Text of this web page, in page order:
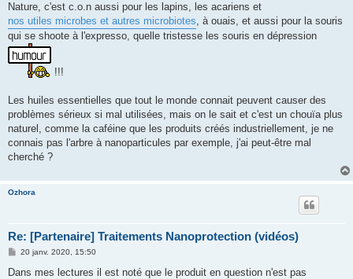
Nature, c'est c.o.n aussi pour les lapins, les acariens et
nos utiles microbes et autres microbiotes, à ouais, et aussi pour la souris
qui se shoote à l'expresso, quelle tristesse les souris en dépression
!!!
Les huiles essentielles que tout le monde connait peuvent causer des
problèmes sérieux si mal utilisées, mais on le sait et c'est un chouïa plus
naturel, comme la caféine que les produits créés industriellement, je ne
connais pas l'arbre à nanoparticules par exemple, j'ai peut-être mal
cherché ?
Ozhora
Re: [Partenaire] Traitements Nanoprotection (vidéos)
M
s
20 janv. 2020, 15:50
Dans mes lectures il est noté que le produit en question n'est pas